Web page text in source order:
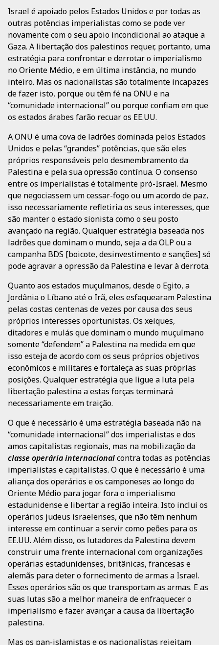
Israel é apoiado pelos Estados Unidos e por todas as
outras potências imperialistas como se pode ver
novamente com o seu apoio incondicional ao ataque a
Gaza. A libertação dos palestinos requer, portanto, uma
estratégia para confrontar e derrotar o imperialismo
no Oriente Médio, e em última instância, no mundo
inteiro. Mas os nacionalistas são totalmente incapazes
de fazer isto, porque ou têm fé na ONU e na
“comunidade internacional” ou porque confiam em que
os estados árabes farão recuar os EE.UU.
A ONU é uma cova de ladrões dominada pelos Estados
Unidos e pelas “grandes” potências, que são eles
próprios responsáveis pelo desmembramento da
Palestina e pela sua opressão contínua. O consenso
entre os imperialistas é totalmente pró-Israel. Mesmo
que negociassem um cessar-fogo ou um acordo de paz,
isso necessariamente refletiria os seus interesses, que
são manter o estado sionista como o seu posto
avançado na região. Qualquer estratégia baseada nos
ladrões que dominam o mundo, seja a da OLP ou a
campanha BDS [boicote, desinvestimento e sanções] só
pode agravar a opressão da Palestina e levar à derrota.
Quanto aos estados muçulmanos, desde o Egito, a
Jordânia o Líbano até o Irã, eles esfaquearam Palestina
pelas costas centenas de vezes por causa dos seus
próprios interesses oportunistas. Os xeiques,
ditadores e mulás que dominam o mundo muçulmano
somente “defendem” a Palestina na medida em que
isso esteja de acordo com os seus próprios objetivos
econômicos e militares e fortaleça as suas próprias
posições. Qualquer estratégia que ligue a luta pela
libertação palestina a estas forças terminará
necessariamente em traição.
O que é necessário é uma estratégia baseada não na
“comunidade internacional” dos imperialistas e dos
amos capitalistas regionais, mas na mobilização da
classe operária internacionalcontra todas as potências
imperialistas e capitalistas. O que é necessário é uma
aliança dos operários e os camponeses ao longo do
Oriente Médio para jogar fora o imperialismo
estadunidense e libertar a região inteira. Isto inclui os
operários judeus israelenses, que não têm nenhum
interesse em continuar a servir como peões para os
EE.UU. Além disso, os lutadores da Palestina devem
construir uma frente internacional com organizações
operárias estadunidenses, britânicas, francesas e
alemãs para deter o fornecimento de armas a Israel.
Esses operários são os que transportam as armas. E as
suas lutas são a melhor maneira de enfraquecer o
imperialismo e fazer avançar a causa da libertação
palestina.
Mas os pan-islamistas e os nacionalistas rejeitam